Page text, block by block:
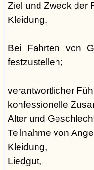
Ziel und Zweck der
Kleidung.
Bei Fahrten von
festzustellen;
verantwortlicher
konfessionelle
Alter und
Teilnahme von
Kleidung,
Liedgut,